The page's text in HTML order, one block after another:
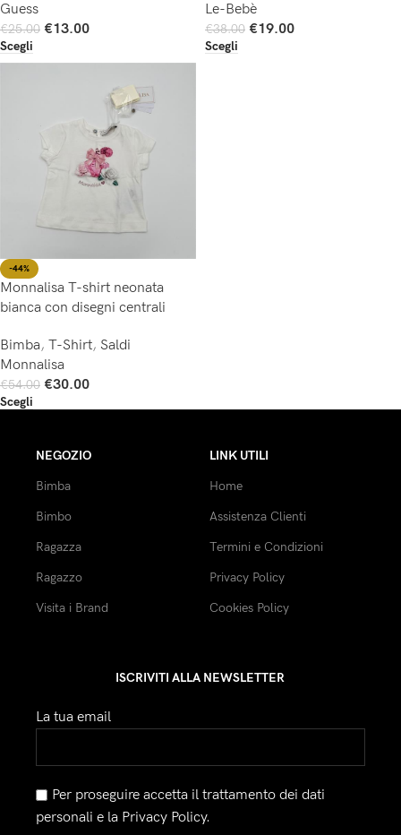
Guess
€25.00 €13.00
Scegli
Le-Bebè
€38.00 €19.00
Scegli
-44%
Monnalisa T-shirt neonata
bianca con disegni centrali
Bimba, T-Shirt, Saldi
Monnalisa
€54.00 €30.00
Scegli
NEGOZIO
Bimba
Bimbo
Ragazza
Ragazzo
Visita i Brand
LINK UTILI
Home
Assistenza Clienti
Termini e Condizioni
Privacy Policy
Cookies Policy
ISCRIVITI ALLA NEWSLETTER
La tua email
Per proseguire accetta il trattamento dei dati
personali e la Privacy Policy.